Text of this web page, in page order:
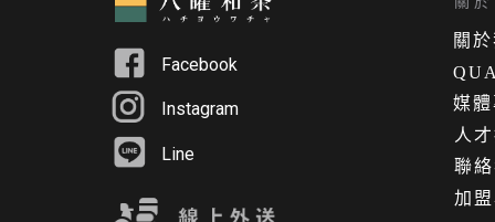
Facebook
人
Instagram
關 於
媒
Line
聯
加